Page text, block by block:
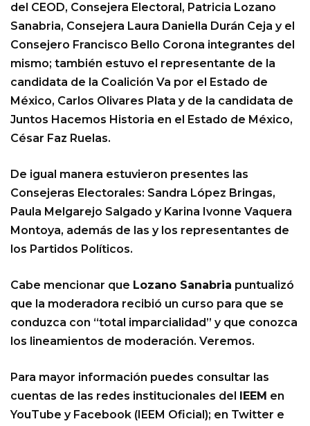
del CEOD, Consejera Electoral, Patricia Lozano
Sanabria, Consejera Laura Daniella Durán Ceja y el
Consejero Francisco Bello Corona integrantes del
mismo; también estuvo el representante de la
candidata de la Coalición Va por el Estado de
México, Carlos Olivares Plata y de la candidata de
Juntos Hacemos Historia en el Estado de México,
César Faz Ruelas.
De igual manera estuvieron presentes las
Consejeras Electorales: Sandra López Bringas,
Paula Melgarejo Salgado y Karina Ivonne Vaquera
Montoya, además de las y los representantes de
los Partidos Políticos.
Cabe mencionar que Lozano Sanabria puntualizó
que la moderadora recibió un curso para que se
conduzca con “total imparcialidad” y que conozca
los lineamientos de moderación. Veremos.
Para mayor información puedes consultar las
cuentas de las redes institucionales del IEEM en
YouTube y Facebook (IEEM Oficial); en Twitter e